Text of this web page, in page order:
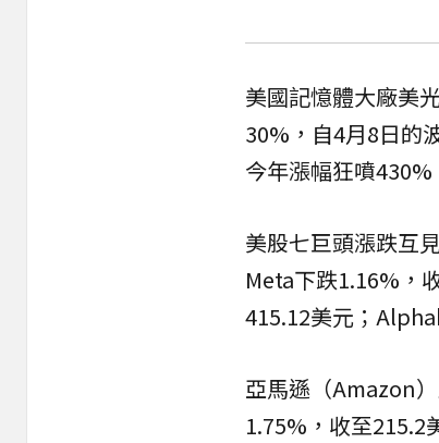
美國記憶體大廠美
30%，自4月8日的
今年漲幅狂噴
美股七巨頭漲跌互
Meta下跌1.16%，
415.12美元；
亞馬遜（Amazon
1.75%，收至215.2